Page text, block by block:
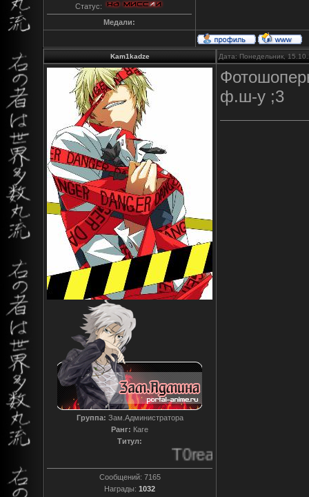
Статус:
Медали:
Kam1kadze Дата: Понедельник,
Группа: Зам.Администратора
Ранг: Каге
Титул:
T0reador xD
Сообщений: 7165
Награды: 1032
ф.ш-у ;3